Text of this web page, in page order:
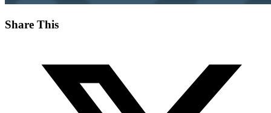
Share This